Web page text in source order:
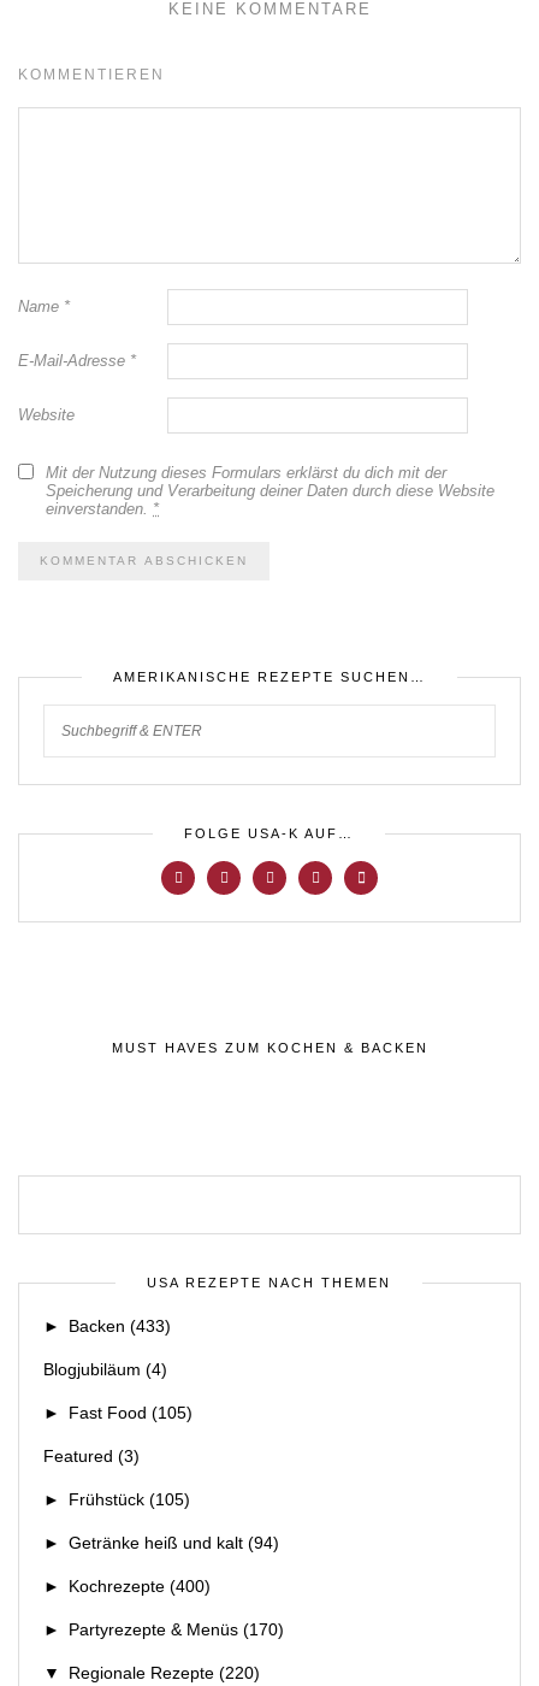
KEINE KOMMENTARE
KOMMENTIEREN
Name *
E-Mail-Adresse *
Website
Mit der Nutzung dieses Formulars erklärst du dich mit der
Speicherung und Verarbeitung deiner Daten durch diese Website
einverstanden. *
AMERIKANISCHE REZEPTE SUCHEN…
FOLGE USA-K AUF…
MUST HAVES ZUM KOCHEN & BACKEN
USA REZEPTE NACH THEMEN
► Backen (433)
Blogjubiläum (4)
► Fast Food (105)
Featured (3)
► Frühstück (105)
► Getränke heiß und kalt (94)
► Kochrezepte (400)
► Partyrezepte & Menüs (170)
▼ Regionale Rezepte (220)